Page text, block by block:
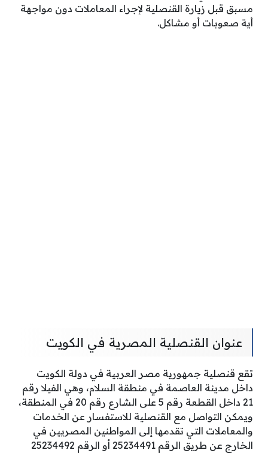
مسبق قبل زيارة القنصلية لإجراء المعاملات دون مواجهة
أية صعوبات أو مشاكل.
عنوان القنصلية المصرية في الكويت
تقع قنصلية جمهورية مصر العربية في دولة الكويت
داخل مدينة العاصمة في منطقة السلام، وهي الفيلا رقم
21 داخل القطعة رقم 5 على الشارع رقم 20 في المنطقة،
ويمكن التواصل مع القنصلية للاستفسار عن الخدمات
والمعاملات التي تقدمها إلى المواطنين المصريين في
الخارج عن طريق الرقم 25234491 أو الرقم 25234492